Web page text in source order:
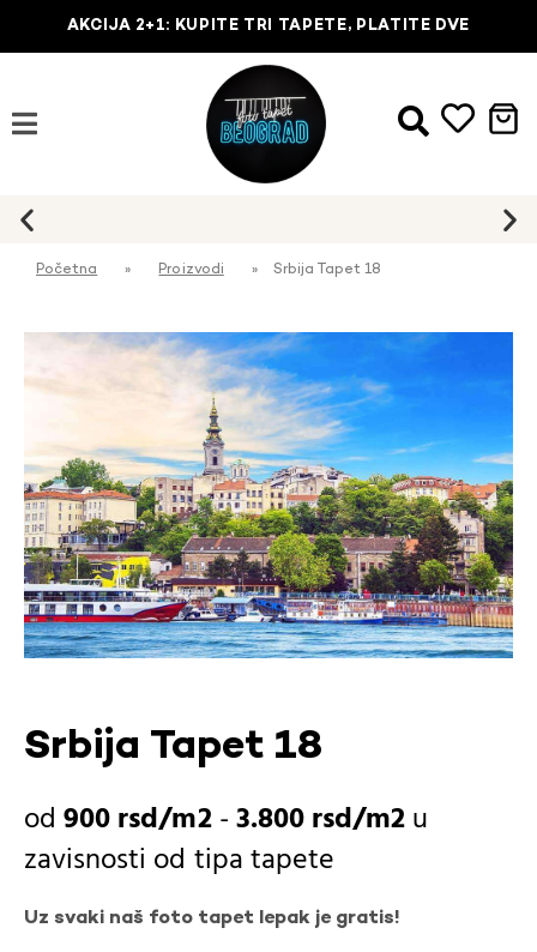
AKCIJA 2+1: KUPITE TRI TAPETE, PLATITE DVE
Početna » Proizvodi » Srbija Tapet 18
Srbija Tapet 18
900rsd -3.800rsd
u
zavisnosti od tipa tapete
Uz svaki naš foto tapet lepak je gratis!